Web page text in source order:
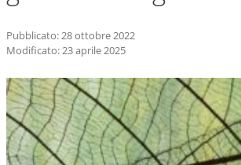
Pubblicato: 28 ottobre 2022
Modificato: 23 aprile 2025